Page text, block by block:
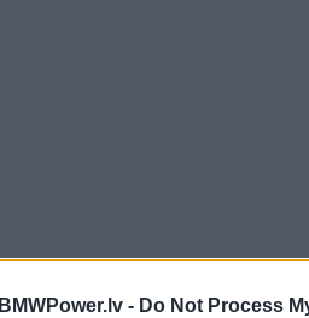
BMWPower.lv - Do Not Process